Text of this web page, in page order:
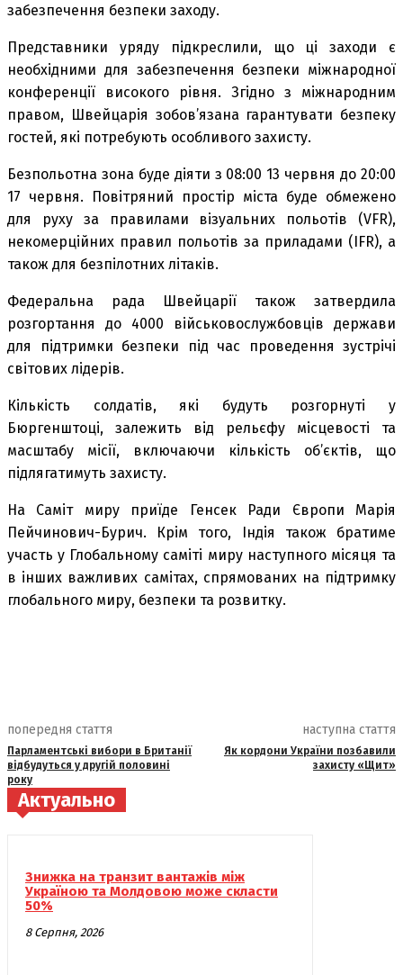
забезпечення безпеки заходу.
Представники уряду підкреслили, що ці заходи є
необхідними для забезпечення безпеки міжнародної
конференції високого рівня. Згідно з міжнародним
правом, Швейцарія зобов’язана гарантувати безпеку
гостей, які потребують особливого захисту.
Безпольотна зона буде діяти з 08:00 13 червня до 20:00
17 червня. Повітряний простір міста буде обмежено
для руху за правилами візуальних польотів (VFR),
некомерційних правил польотів за приладами (IFR), а
також для безпілотних літаків.
Федеральна рада Швейцарії також затвердила
розгортання до 4000 військовослужбовців держави
для підтримки безпеки під час проведення зустрічі
світових лідерів.
Кількість солдатів, які будуть розгорнуті у
Бюргенштоці, залежить від рельєфу місцевості та
масштабу місії, включаючи кількість об’єктів, що
підлягатимуть захисту.
На Саміт миру приїде Генсек Ради Європи Марія
Пейчинович-Бурич. Крім того, Індія також братиме
участь у Глобальному саміті миру наступного місяця та
в інших важливих самітах, спрямованих на підтримку
глобального миру, безпеки та розвитку.
попередня стаття
Парламентські вибори в Британії
відбудуться у другій половині
року
наступна стаття
Як кордони України позбавили
захисту «Щит»
Актуально
Знижка на транзит вантажів між
Україною та Молдовою може скласти
50%
8 Серпня, 2026